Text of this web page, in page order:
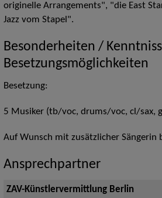
originelle Arrangements", "die East
Jazz vom Stapel".
Besonderheiten /
Besetzungsmöglichkeiten
Besetzung:
5 Musiker (tb/voc, drums/voc, cl/sax,
Auf Wunsch mit zusätzlicher Sängerin
Ansprechpartner
ZAV-Künstlervermittlung Berlin